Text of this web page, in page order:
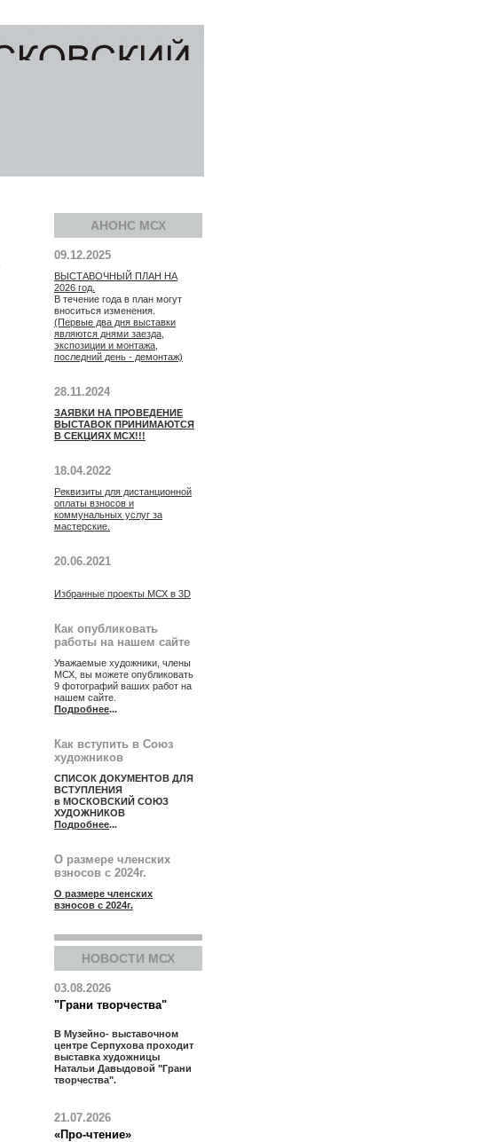
АНОНС МСХ
09.12.2025
ВЫСТАВОЧНЫЙ ПЛАН НА
2026 год.
В течение года в план могут
вноситься изменения.
(Первые два дня выставки
являются днями заезда,
экспозиции и монтажа,
последний день - демонтаж)
28.11.2024
ЗАЯВКИ НА ПРОВЕДЕНИЕ
ВЫСТАВОК ПРИНИМАЮТСЯ
В СЕКЦИЯХ МСХ!!!
18.04.2022
Реквизиты для дистанционной
оплаты взносов и
коммунальных услуг за
мастерские.
20.06.2021
Избранные проекты МСХ в 3D
Как опубликовать
работы на нашем сайте
Уважаемые художники, члены
МСХ, вы можете опубликовать
9 фотографий ваших работ на
нашем сайте.
Подробнее...
Как вступить в Союз
художников
СПИСОК ДОКУМЕНТОВ ДЛЯ
ВСТУПЛЕНИЯ
в МОСКОВСКИЙ СОЮЗ
ХУДОЖНИКОВ
Подробнее...
О размере членских
взносов с 2024г.
О размере членских
взносов с 2024г.
НОВОСТИ МСХ
03.08.2026
"Грани творчества"
В Музейно- выставочном
центре Серпухова проходит
выставка художницы
Натальи Давыдовой "Грани
творчества".
21.07.2026
«Про-чтение»